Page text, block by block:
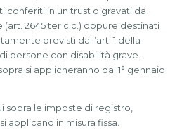
conferiti in un trust o gravati da
2645 ter c.c.) oppure destinati
previsti dall’art. 1 della
persone con disabilità grave.
si applicheranno dal 1° gennaio
sopra le imposte di registro,
applicano in misura fissa.